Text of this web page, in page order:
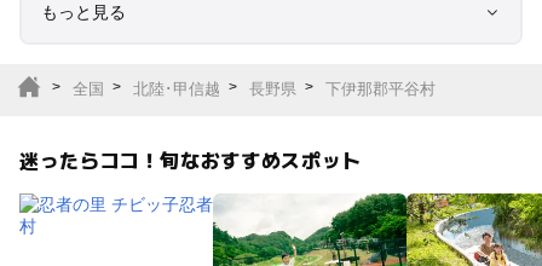
もっと見る
サファリパーク
植物園・フラワーパー
全国 北陸･甲信越 長野県 下伊那郡平谷村
迷ったらココ！旬なおすすめスポット